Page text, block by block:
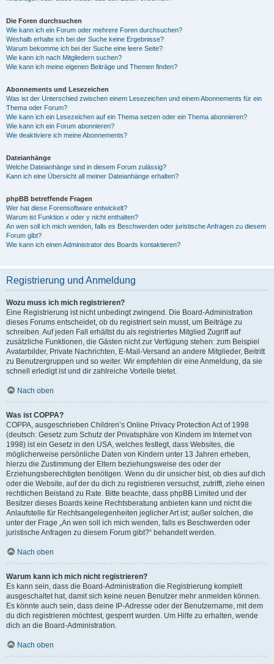
Die Foren durchsuchen
Wie kann ich ein Forum oder mehrere Foren durchsuchen?
Weshalb erhalte ich bei der Suche keine Ergebnisse?
Warum bekomme ich bei der Suche eine leere Seite?
Wie kann ich nach Mitgliedern suchen?
Wie kann ich meine eigenen Beiträge und Themen finden?
Abonnements und Lesezeichen
Was ist der Unterschied zwischen einem Lesezeichen und einem Abonnements für ein
Thema oder Forum?
Wie kann ich ein Lesezeichen auf ein Thema setzen oder ein Thema abonnieren?
Wie kann ich ein Forum abonnieren?
Wie deaktiviere ich meine Abonnements?
Dateianhänge
Welche Dateianhänge sind in diesem Forum zulässig?
Kann ich eine Übersicht all meiner Dateianhänge erhalten?
phpBB betreffende Fragen
Wer hat diese Forensoftware entwickelt?
Warum ist Funktion x oder y nicht enthalten?
An wen soll ich mich wenden, falls es Beschwerden oder juristische Anfragen zu diesem
Forum gibt?
Wie kann ich einen Administrator des Boards kontaktieren?
Registrierung und Anmeldung
Wozu muss ich mich registrieren?
Eine Registrierung ist nicht unbedingt zwingend. Die Board-Administration
dieses Forums entscheidet, ob du registriert sein musst, um Beiträge zu
schreiben. Auf jeden Fall erhältst du als registriertes Mitglied Zugriff auf
zusätzliche Funktionen, die Gästen nicht zur Verfügung stehen: zum Beispiel
Avatarbilder, Private Nachrichten, E-Mail-Versand an andere Mitglieder, Beitritt
zu Benutzergruppen und so weiter. Wir empfehlen dir eine Anmeldung, da sie
schnell erledigt ist und dir zahlreiche Vorteile bietet.
Nach oben
Was ist COPPA?
COPPA, ausgeschrieben Children’s Online Privacy Protection Act of 1998
(deutsch: Gesetz zum Schutz der Privatsphäre von Kindern im Internet von
1998) ist ein Gesetz in den USA, welches festlegt, dass Websites, die
möglicherweise persönliche Daten von Kindern unter 13 Jahren erheben,
hierzu die Zustimmung der Eltern beziehungsweise des oder der
Erziehungsberechtigten benötigen. Wenn du dir unsicher bist, ob dies auf dich
oder die Website, auf der du dich zu registrieren versuchst, zutrifft, ziehe einen
rechtlichen Beistand zu Rate. Bitte beachte, dass phpBB Limited und der
Besitzer dieses Boards keine Rechtsberatung anbieten kann und nicht die
Anlaufstelle für Rechtsangelegenheiten jeglicher Art ist; außer solchen, die
unter der Frage „An wen soll ich mich wenden, falls es Beschwerden oder
juristische Anfragen zu diesem Forum gibt?“ behandelt werden.
Nach oben
Warum kann ich mich nicht registrieren?
Es kann sein, dass die Board-Administration die Registrierung komplett
ausgeschaltet hat, damit sich keine neuen Benutzer mehr anmelden können.
Es könnte auch sein, dass deine IP-Adresse oder der Benutzername, mit dem
du dich registrieren möchtest, gesperrt wurden. Um Hilfe zu erhalten, wende
dich an die Board-Administration.
Nach oben